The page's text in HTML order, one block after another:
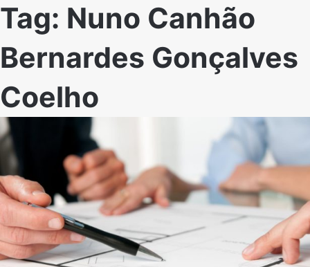
Tag: Nuno Canhão
Bernardes Gonçalves
Coelho